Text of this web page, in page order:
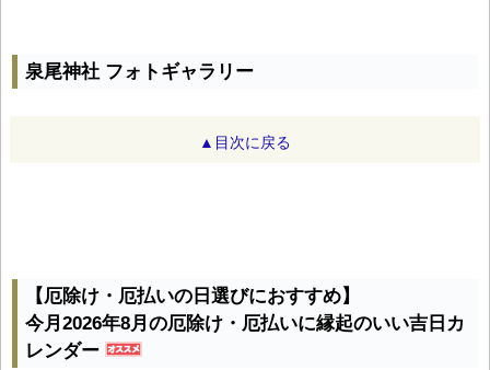
泉尾神社 フォトギャラリー
▲目次に戻る
【厄除け・厄払いの日選びにおすすめ】
今月2026年8月の厄除け・厄払いに縁起のいい吉日カ
レンダー